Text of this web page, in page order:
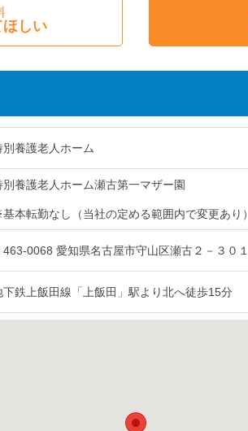
しい
別養護老人ホーム
別養護老人ホーム瀬古第一マザー園
本転勤なし（当社の定める範囲内で変更あり）
463-0068 愛知県名古屋市守山区瀬古２－３０１
下鉄上飯田線「上飯田」駅より北へ徒歩15分